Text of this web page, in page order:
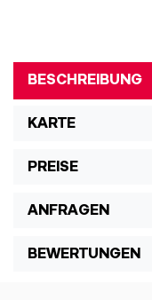
BESCHREIBUNG
KARTE
PREISE
ANFRAGEN
BEWERTUNGEN